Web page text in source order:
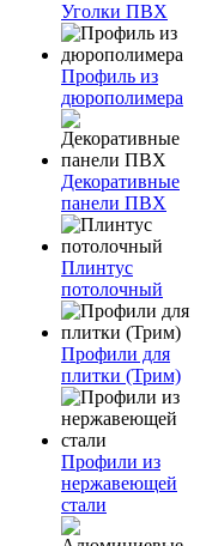
Уголки ПВХ
Профиль из
дюрополимера
Декоративные
панели ПВХ
Плинтус
потолочный
Профили для
плитки (Трим)
Профили из
нержавеющей
стали